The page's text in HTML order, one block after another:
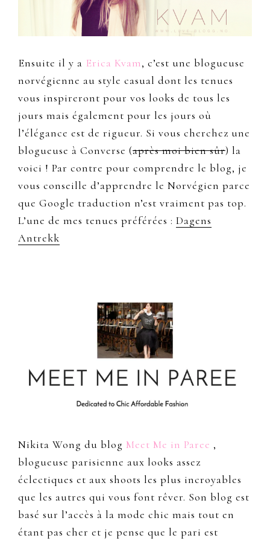
Ensuite il y a Erica Kvam, c’est une blogueuse
norvégienne au style casual dont les tenues
vous inspireront pour vos looks de tous les
jours mais également pour les jours où
l’élégance est de rigueur. Si vous cherchez une
blogueuse à Converse (après moi bien sûr) la
voici ! Par contre pour comprendre le blog, je
vous conseille d’apprendre le Norvégien parce
que Google traduction n’est vraiment pas top.
L’une de mes tenues préférées : Dagens
Antrekk
Nikita Wong du blog Meet Me in Paree ,
blogueuse parisienne aux looks assez
éclectiques et aux shoots les plus incroyables
que les autres qui vous font rêver. Son blog est
basé sur l’accès à la mode chic mais tout en
étant pas cher et je pense que le pari est